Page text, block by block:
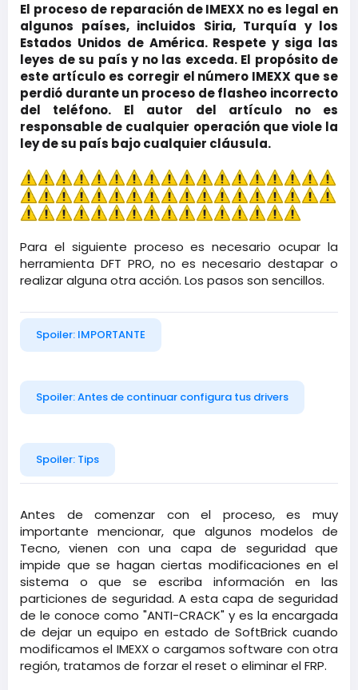
El proceso de reparación de IMEXX no es legal en
algunos países, incluidos Siria, Turquía y los
Estados Unidos de América. Respete y siga las
leyes de su país y no las exceda. El propósito de
este artículo es corregir el número IMEXX que se
perdió durante un proceso de flasheo incorrecto
del teléfono. El autor del artículo no es
responsable de cualquier operación que viole la
ley de su país bajo cualquier cláusula.
Para el siguiente proceso es necesario ocupar la
herramienta DFT PRO, no es necesario destapar o
realizar alguna otra acción. Los pasos son sencillos.
Spoiler: IMPORTANTE
Spoiler:Antes de continuar configura tus drivers
Spoiler: Tips
Antes de comenzar con el proceso, es muy
importante mencionar, que algunos modelos de
Tecno, vienen con una capa de seguridad que
impide que se hagan ciertas modificaciones en el
sistema o que se escriba información en las
particiones de seguridad. A esta capa de seguridad
de le conoce como "ANTI-CRACK" y es la encargada
de dejar un equipo en estado de SoftBrick cuando
modificamos el IMEXX o cargamos software con otra
región, tratamos de forzar el reset o eliminar el FRP.